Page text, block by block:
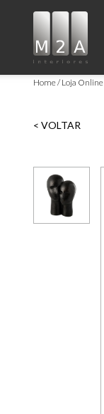
Home Loja Online
< VOLTAR